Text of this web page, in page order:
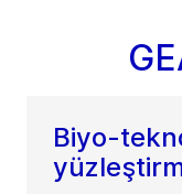
Biyo-